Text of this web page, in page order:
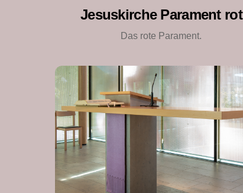
Jesuskirche Parament rot
Das rote Parament.